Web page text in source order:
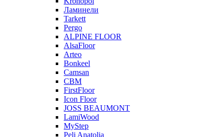
Ламинели
Tarkett
Pergo
ALPINE FLOOR
AlsaFloor
Arteo
Bonkeel
Camsan
CBM
FirstFloor
Icon Floor
JOSS BEAUMONT
LamiWood
MyStep
Peli Anatolia